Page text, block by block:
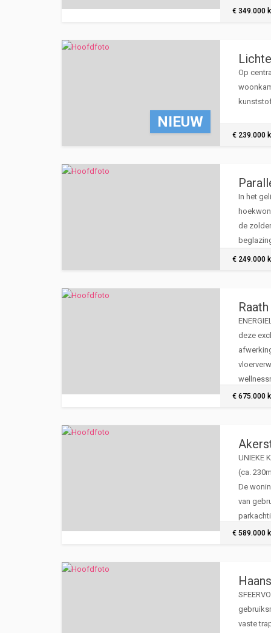
€ 349.000
NIEUW
Op
€ 239.000
In het
de
€ 249.000
deze
€ 675.000
UNIEKE
(ca.
De
van
op een
€ 589.000
vaste